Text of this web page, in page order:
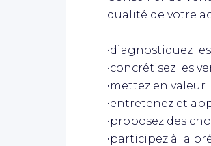
qualité de votre
•diagnostiquez
•concrétisez les
•mettez en
•entretenez et
•proposez des
•participez à la